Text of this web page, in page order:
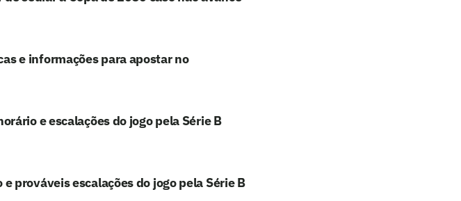
e informações para apostar no
e escalações do jogo pela Série B
prováveis escalações do jogo pela Série B